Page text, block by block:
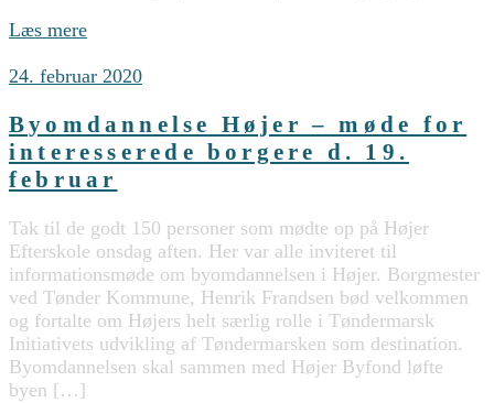
Læs mere
24. februar 2020
Byomdannelse Højer – møde for
interesserede borgere d. 19.
februar
Tak til de godt 150 personer som mødte op på Højer
Efterskole onsdag aften. Her var alle inviteret til
informationsmøde om byomdannelsen i Højer. Borgmester
ved Tønder Kommune, Henrik Frandsen bød velkommen
og fortalte om Højers helt særlig rolle i Tøndermarsk
Initiativets udvikling af Tøndermarsken som destination.
Byomdannelsen skal sammen med Højer Byfond løfte
byen […]